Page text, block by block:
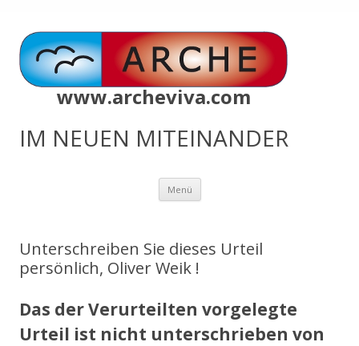
www.archeviva.com
IM NEUEN MITEINANDER
Menü Zum
springen
Unterschreiben Sie dieses Urteil
persönlich, Oliver Weik !
Das der Verurteilten vorgelegte
Urteil ist nicht unterschrieben von